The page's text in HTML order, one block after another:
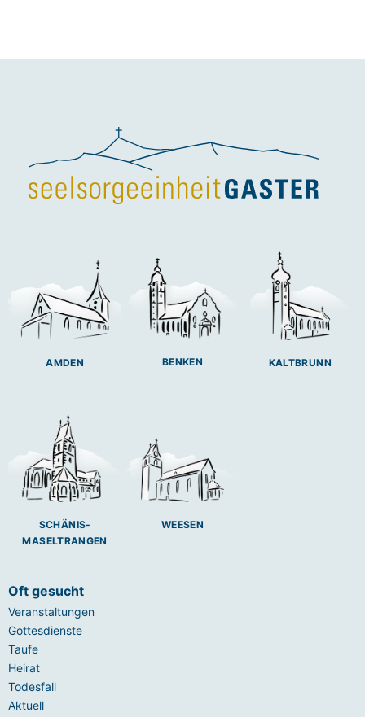
AMDEN BENKEN KALTBRUNN
SCHÄNIS-
MASELTRANGEN
WEESEN
Oft gesucht
Veranstaltungen
Gottesdienste
Taufe
Heirat
Todesfall
Aktuell